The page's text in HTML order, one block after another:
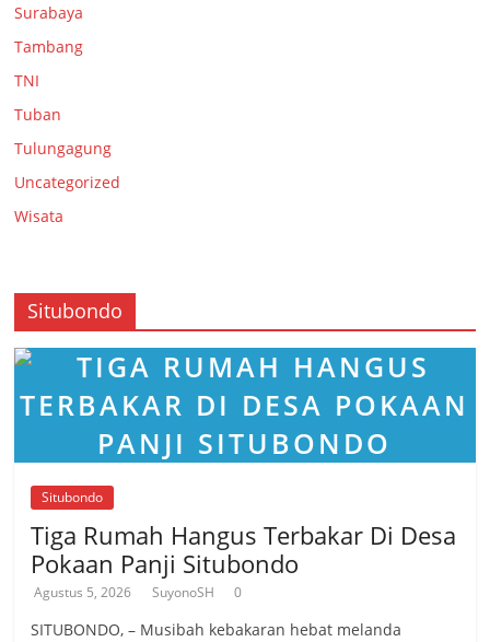
Surabaya
Tambang
TNI
Tuban
Tulungagung
Uncategorized
Wisata
Situbondo
Situbondo
Tiga Rumah Hangus Terbakar Di Desa
Pokaan Panji Situbondo
Agustus 5, 2026 SuyonoSH 0
SITUBONDO, – Musibah kebakaran hebat melanda